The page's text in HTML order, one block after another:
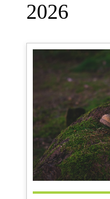
2026